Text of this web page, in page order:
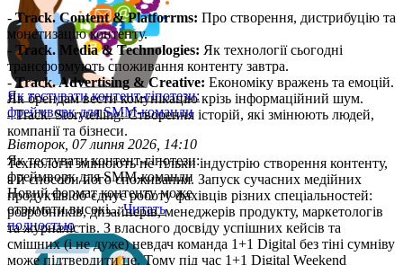
Як тестувати контент-гіпотези:
фреймворк для SMM-команди
Вівторок, 07 липня 2026, 14:10
Як тестувати контент-гіпотези:
фреймворк для SMM-команди
Новий формат контенту може
отримати високі...Читать
полностью
-Track. Content & Platforrms: Про створення, дистрибуцію та
монетизацію контенту.
- Track. Media & Technologies: Як технології сьогодні
трансформують споживання контенту завтра.
-Track. Advertising & Creative: Економіку вражень та емоцій.
Як брендам вести комунікацію крізь інформаційний шум.
- Track. Storytelling: Створення історій, які змінюють людей,
компанії та бізнеси.
Технології змінюють не тільки індустрію створення контенту,
а й способи його споживання. Запуск сучасних медійних
продуктів об’єднує роботу фахівців різних спеціальностей:
розробників, дизайнерів, менеджерів продукту, маркетологів
та журналістів. З власного досвіду успішних кейсів та
смішних (і не дуже) невдач команда 1+1 Digital без тіні сумніву
може підтвердити це. Тому під час 1+1 Digital Weekend